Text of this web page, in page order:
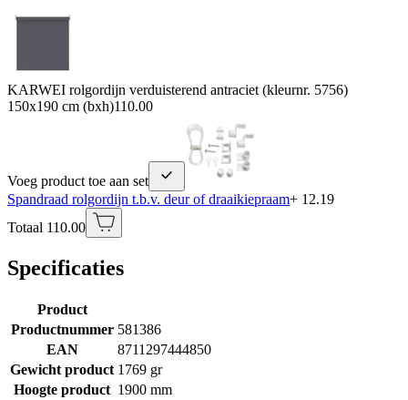
KARWEI rolgordijn verduisterend antraciet (kleurnr. 5756)
150x190 cm (bxh)110.00
Voeg product toe aan set
Spandraad rolgordijn t.b.v. deur of draaikiepraam+ 12.19
Totaal 110.00
Specificaties
Product
Productnummer 581386
EAN
8711297444850
Gewicht product 1769 gr
Hoogte product 1900 mm